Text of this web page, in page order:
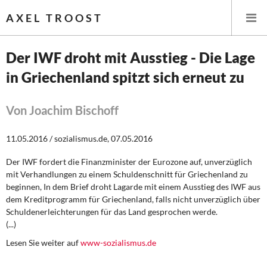
AXEL TROOST
Startseite
Themen
Leitlinien linker Wirtschafts- und Finanzpolitik
Wirtschaftspolitik
Steuer- und Finanzpolitik
Öffentliche Infrastruktur und Daseinsvorsorge
Eurokrise und Griechenland
Der IWF droht mit Ausstieg - Die Lage
in Griechenland spitzt sich erneut zu
Von Joachim Bischoff
11.05.2016 / sozialismus.de, 07.05.2016
Der IWF fordert die Finanzminister der Eurozone auf, unverzüglich
mit Verhandlungen zu einem Schuldenschnitt für Griechenland zu
beginnen, In dem Brief droht Lagarde mit einem Ausstieg des IWF aus
dem Kreditprogramm für Griechenland, falls nicht unverzüglich über
Schuldenerleichterungen für das Land gesprochen werde.
(...)
Lesen Sie weiter aufwww-sozialismus.de